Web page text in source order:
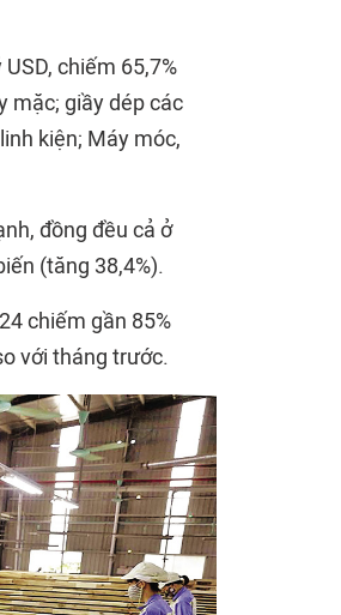
chiếm 65,7%
mặc; giầy dép các
kiện; Máy móc,
đồng đều cả ở
(tăng 38,4%).
chiếm gần 85%
với tháng trước.